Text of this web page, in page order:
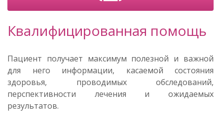
Квалифицированная помощь
Пациент получает максимум полезной и важной
для него информации, касаемой состояния
здоровья, проводимых обследований,
перспективности лечения и ожидаемых
результатов.